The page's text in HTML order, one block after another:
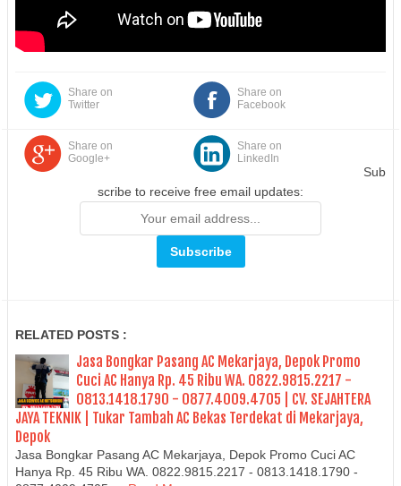
Share on
Facebook
Share on
Twitter
Share on
Google+
Share on
LinkedIn
Sub
scribe to receive free email updates:
RELATED POSTS :
Jasa Bongkar Pasang AC Mekarjaya, Depok Promo
Cuci AC Hanya Rp. 45 Ribu WA. 0822.9815.2217 -
0813.1418.1790 - 0877.4009.4705 | CV. SEJAHTERA
JAYA TEKNIK | Tukar Tambah AC Bekas Terdekat di Mekarjaya,
Depok
Jasa Bongkar Pasang AC Mekarjaya, Depok Promo Cuci AC
Hanya Rp. 45 Ribu WA. 0822.9815.2217 - 0813.1418.1790 -